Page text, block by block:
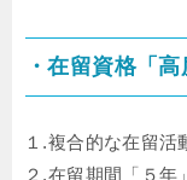
・在留資格「
１.複合的な在留活
２.在留期間「５年